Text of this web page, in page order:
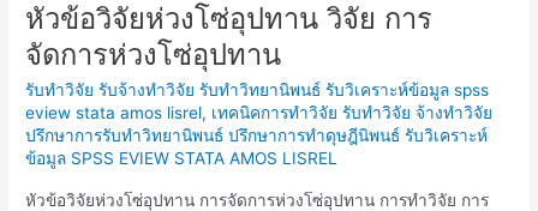
หัวข้อวิจัยห่วงโซ่อุปทาน วิจัย การ
จัดการห่วงโซ่อุปทาน
รับทำวิจัย รับจ้างทำวิจัย รับทำวิทยานิพนธ์ รับวิเคราะห์ข้อมูล spss
eview stata amos lisrel, เทคนิคการทำวิจัย รับทำวิจัย จ้างทำวิจัย
ปรึกษาการรับทำวิทยานิพนธ์ ปรึกษาการทำดุษฎีนิพนธ์ รับวิเคราะห์
ข้อมูล SPSS EVIEW STATA AMOS LISREL
หัวข้อวิจัยห่วงโซ่อุปทาน การจัดการห่วงโซ่อุปทาน การทำวิจัย การ
หัวข้อ
วิจัย
ห่วง
โซ่
อุปทาน
วิจัย
การ
จัดการ